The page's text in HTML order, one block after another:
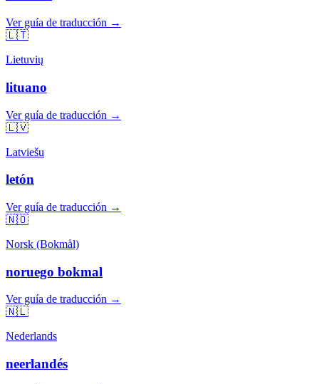
Ver guía de traducción →
🇱🇹
Lietuvių
lituano
Ver guía de traducción →
🇱🇻
Latviešu
letón
Ver guía de traducción →
🇳🇴
Norsk (Bokmål)
noruego bokmal
Ver guía de traducción →
🇳🇱
Nederlands
neerlandés